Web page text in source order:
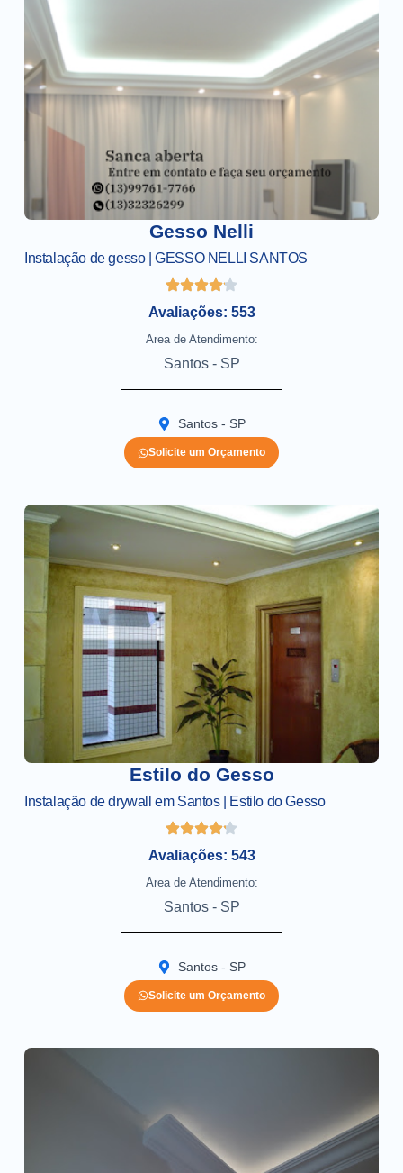
Gesso Nelli
Instalação de gesso | GESSO NELLI SANTOS
Avaliações: 553
Area de Atendimento:
Santos - SP
Santos - SP
Solicite um Orçamento
Estilo do Gesso
Instalação de drywall em Santos | Estilo do Gesso
Avaliações: 543
Area de Atendimento:
Santos - SP
Santos - SP
Solicite um Orçamento